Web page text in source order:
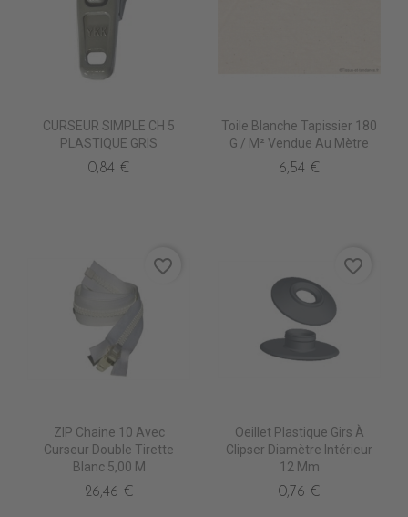
CURSEUR SIMPLE CH 5
PLASTIQUE GRIS
0,84 €
Toile Blanche Tapissier 180
G / M² Vendue Au Mètre
6,54 €
ZIP Chaine 10 Avec
Curseur Double Tirette
Blanc 5,00 M
26,46 €
favorite_border
Oeillet Plastique Girs À
Clipser Diamètre Intérieur
12 Mm
0,76 €
favorite_border